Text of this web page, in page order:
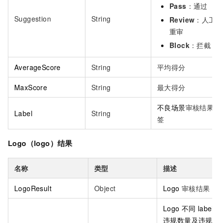
Suggestion String
Pass ：通过
Review ：人工
重审
Block ：拦截
AverageScore String 平均得分
MaxScore String 最大得分
Label String
不良场景审核结果
签
Logo（logo）结果
名称 类型 描述
LogoResult Object Logo 审核结果
Logo 不同 label
违规数量及违规